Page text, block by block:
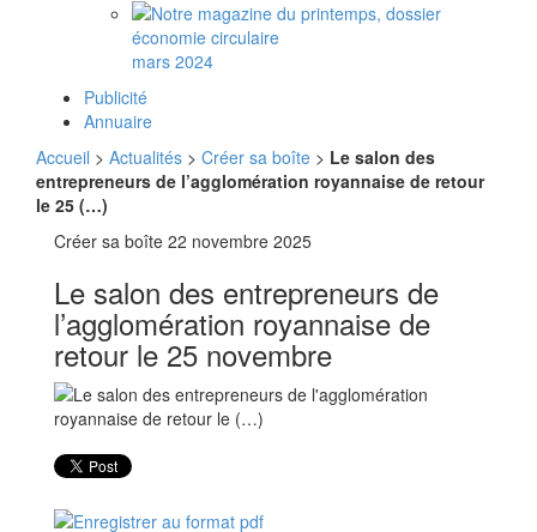
mars 2024
Publicité
Annuaire
Accueil > Actualités > Créer sa boîte > Le salon des
entrepreneurs de l’agglomération royannaise de retour
le 25 (…)
Créer sa boîte 22 novembre 2025
Le salon des entrepreneurs de
l’agglomération royannaise de
retour le 25 novembre